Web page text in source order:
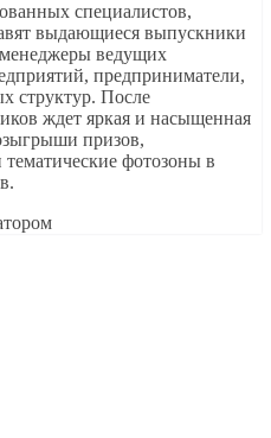
специалистов,
выдающиеся выпускники
ведущих
предприниматели,
структур. После
ждет яркая и насыщенная
призов,
фотозоны в